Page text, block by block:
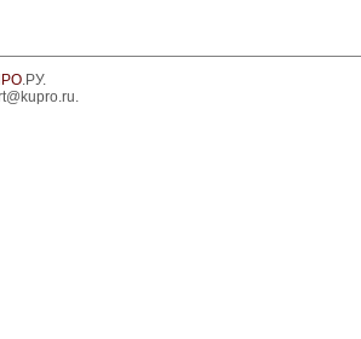
.РУ.
.